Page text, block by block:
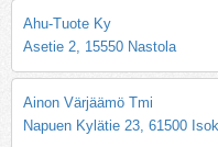
Ahu-Tuote Ky
Asetie 2, 15550 Nastola
Ainon Värjäämö Tmi
Napuen Kylätie 23, 61500